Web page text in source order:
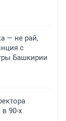
— не рай,
с
Башкирии
90-х